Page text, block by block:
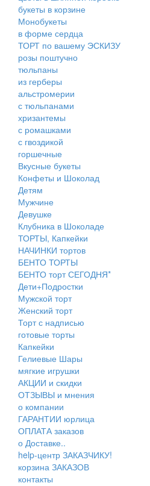
букеты в корзине
Монобукеты
в форме сердца
ТОРТ по вашему ЭСКИЗУ
розы поштучно
тюльпаны
из герберы
альстромерии
с тюльпанами
хризантемы
с ромашками
с гвоздикой
горшечные
Вкусные букеты
Конфеты и Шоколад
Детям
Мужчине
Девушке
Клубника в Шоколаде
ТОРТЫ, Капкейки
НАЧИНКИ тортов
БЕНТО ТОРТЫ
БЕНТО торт СЕГОДНЯ*
Дети+Подростки
Мужской торт
Женский торт
Торт с надписью
готовые торты
Капкейки
Гелиевые Шары
мягкие игрушки
АКЦИИ и скидки
ОТЗЫВЫ и мнения
о компании
ГАРАНТИИ юрлица
ОПЛАТА заказов
о Доставке..
help-центр ЗАКАЗЧИКУ!
корзина ЗАКАЗОВ
контакты